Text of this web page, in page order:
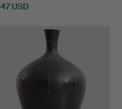
47 USD